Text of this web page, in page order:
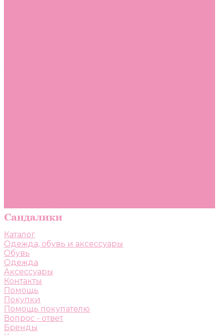
Каталог
Одежда, обувь и аксессуары
Обувь
Одежда
Аксессуары
Контакты
Помощь
Покупки
Помощь покупателю
Вопрос - ответ
Бренды